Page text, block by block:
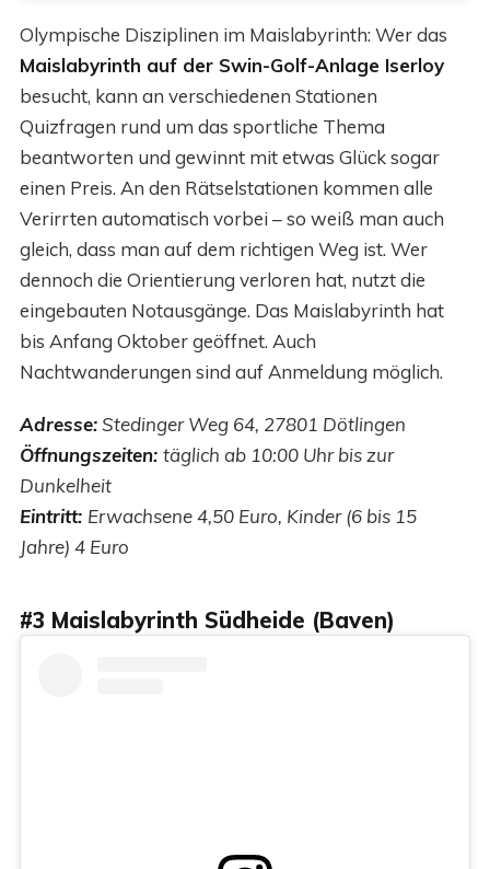
Olympische Disziplinen im Maislabyrinth: Wer das
Maislabyrinth auf der Swin-Golf-Anlage Iserloy
besucht, kann an verschiedenen Stationen
Quizfragen rund um das sportliche Thema
beantworten und gewinnt mit etwas Glück sogar
einen Preis. An den Rätselstationen kommen alle
Verirrten automatisch vorbei – so weiß man auch
gleich, dass man auf dem richtigen Weg ist. Wer
dennoch die Orientierung verloren hat, nutzt die
eingebauten Notausgänge. Das Maislabyrinth hat
bis Anfang Oktober geöffnet. Auch
Nachtwanderungen sind auf Anmeldung möglich.
Adresse:Stedinger Weg 64, 27801 Dötlingen
Öffnungszeiten: täglich ab 10:00 Uhr bis zur
Dunkelheit
Eintritt: Erwachsene 4,50 Euro, Kinder (6 bis 15
Jahre) 4 Euro
#3 Maislabyrinth Südheide (Baven)